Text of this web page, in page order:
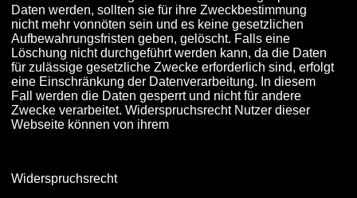
Daten werden, sollten sie für ihre Zweckbestimmung
nicht mehr vonnöten sein und es keine gesetzlichen
Aufbewahrungsfristen geben, gelöscht. Falls eine
Löschung nicht durchgeführt werden kann, da die Daten
für zulässige gesetzliche Zwecke erforderlich sind, erfolgt
eine Einschränkung der Datenverarbeitung. In diesem
Fall werden die Daten gesperrt und nicht für andere
Zwecke verarbeitet. Widerspruchsrecht Nutzer dieser
Webseite können von ihrem
Widerspruchsrecht